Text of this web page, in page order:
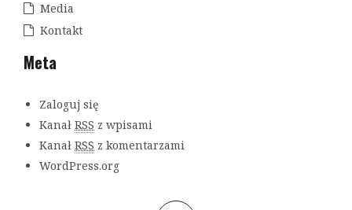
Media
Kontakt
Meta
Zaloguj się
Kanał RSS z wpisami
Kanał RSS z komentarzami
WordPress.org